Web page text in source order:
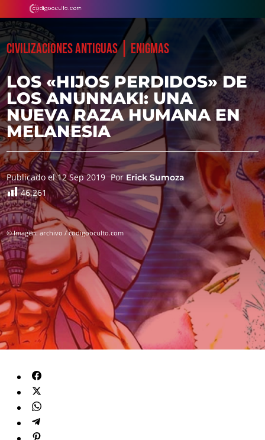
CIVILIZACIONES ANTIGUAS|ENIGMAS
LOS «HIJOS PERDIDOS» DE
LOS ANUNNAKI: UNA
NUEVA RAZA HUMANA EN
MELANESIA
Publicado el 12 Sep 2019 PorErick Sumoza
46.261
© Imagen: archivo / codigooculto.com